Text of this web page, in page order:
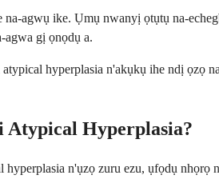
agwụ ike. Ụmụ nwanyị ọtụtụ na-
agwa gị ọnọdụ a.
hyperplasia n'akụkụ ihe ndị ọzọ
Atypical Hyperplasia?
n'ụzọ zuru ezu, ụfọdụ nhọrọ